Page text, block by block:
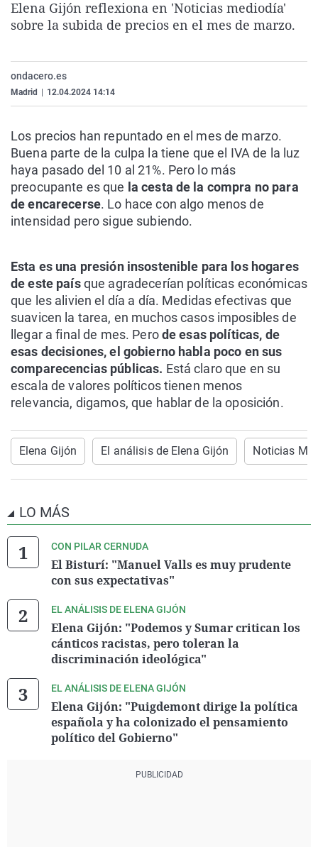
La rosa de los vientos
Como el perro y el
Caso
Equipo de
Extremadura
La Rioja
País Vasco
Virales
Elecciones
Elena Gijón reflexiona en 'Noticias mediodía'
sobre la subida de precios en el mes de marzo.
ondacero.es
Madrid 12.04.2024 14:14
Los precios han repuntado en el mes de marzo.
Buena parte de la culpa la tiene que el IVA de la luz
haya pasado del 10 al 21%. Pero lo más
preocupante es que la cesta de la compra no para
de encarecerse. Lo hace con algo menos de
intensidad pero sigue subiendo.
Esta es una presión insostenible para los hogares
de este paísque agradecerían políticas económicas
que les alivien el día a día. Medidas efectivas que
suavicen la tarea, en muchos casos imposibles de
llegar a final de mes. Perode esas políticas, de
esas decisiones, el gobierno habla poco en sus
comparecencias públicas. Está claro que en su
escala de valores políticos tienen menos
relevancia, digamos, que hablar de la oposición.
Elena Gijón El análisis de Elena Gijón Noticias
LO MÁS
CON PILAR CERNUDA
El Bisturí: "Manuel Valls es muy prudente
con sus expectativas"
EL ANÁLISIS DE ELENA GIJÓN
Elena Gijón: "Podemos y Sumar critican los
cánticos racistas, pero toleran la
discriminación ideológica"
EL ANÁLISIS DE ELENA GIJÓN
Elena Gijón: "Puigdemont dirige la política
española y ha colonizado el pensamiento
político del Gobierno"